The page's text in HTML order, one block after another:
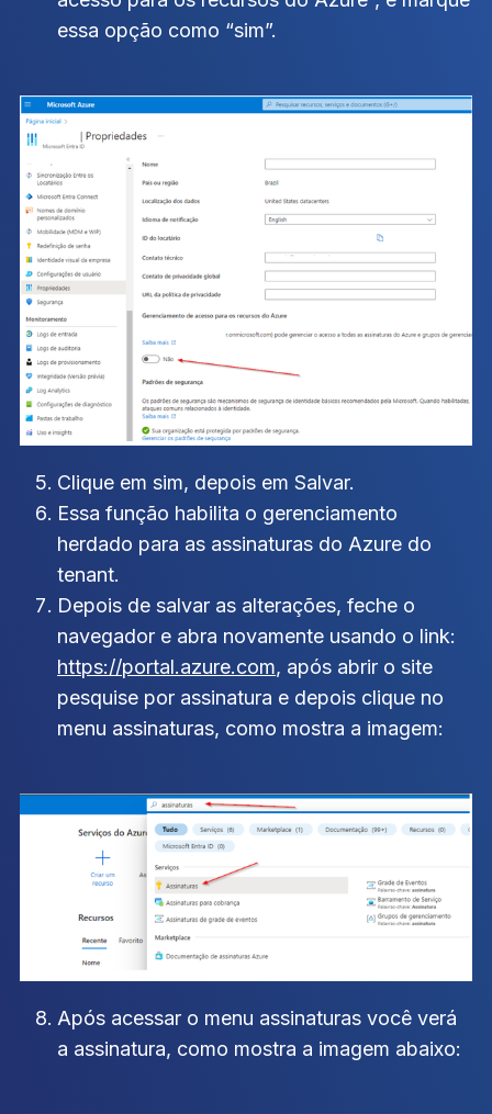
essa opção como “sim”.
Clique em sim, depois em Salvar.
Essa função habilita o gerenciamento
herdado para as assinaturas do Azure do
tenant.
Depois de salvar as alterações, feche o
navegador e abra novamente usando o link:
https://portal.azure.com, após abrir o site
pesquise por assinatura e depois clique no
menu assinaturas, como mostra a imagem:
Após acessar o menu assinaturas você verá
a assinatura, como mostra a imagem abaixo: